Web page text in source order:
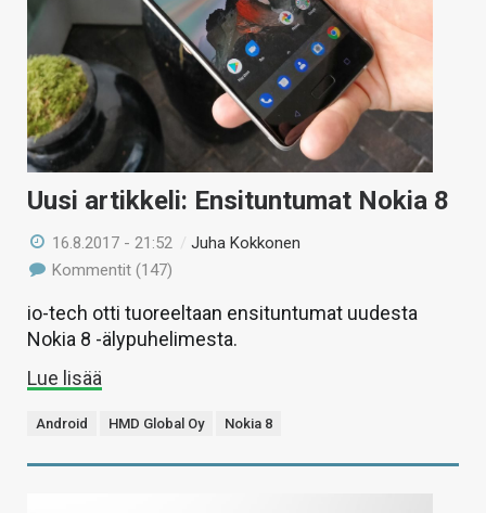
Uusi artikkeli: Ensituntumat Nokia 8
16.8.2017 - 21:52 /Juha Kokkonen
Kommentit (147)
io-tech otti tuoreeltaan ensituntumat uudesta
Nokia 8 -älypuhelimesta.
Lue lisää
Android HMD Global Oy Nokia 8